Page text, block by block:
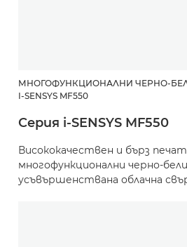
МНОГОФУНКЦИОНАЛНИ ЧЕРНО-
I-SENSYS MF550
Серия i-SENSYS MF550
Висококачествен и бърз
многофункционални черно-
усъвършенствана облачна